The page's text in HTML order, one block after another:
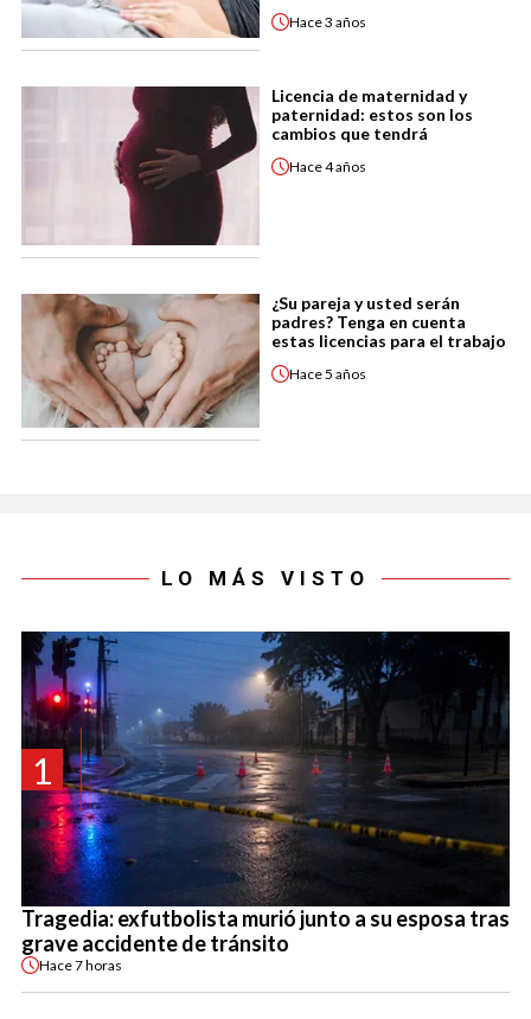
Hace3 años
Licencia de maternidad y
paternidad: estos son los
cambios que tendrá
Hace4 años
¿Su pareja y usted serán
padres? Tenga en cuenta
estas licencias para el trabajo
Hace5 años
LO MÁS VISTO
1
Tragedia: exfutbolista murió junto a su esposa tras
grave accidente de tránsito
Hace7 horas